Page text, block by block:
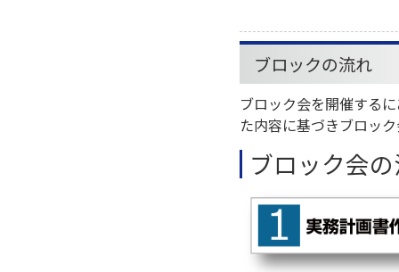
ブロックの流れ
ブロック会を開催する
た内容に基づきブロッ
ブロック会